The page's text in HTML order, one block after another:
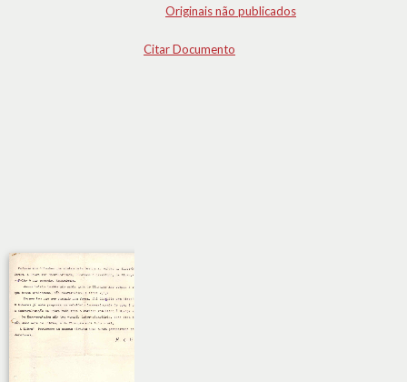
Originais não publicados
Citar Documento